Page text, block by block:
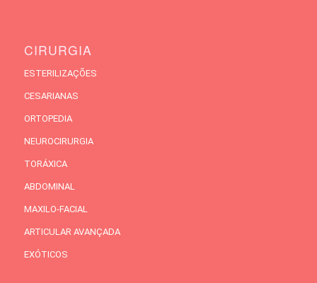
CIRURGIA
ESTERILIZAÇÕES
CESARIANAS
ORTOPEDIA
NEUROCIRURGIA
TORÁXICA
ABDOMINAL
MAXILO-FACIAL
ARTICULAR AVANÇADA
EXÓTICOS